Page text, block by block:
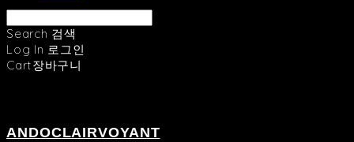
Search 검색
Log In 로그인
Cart장바구니
ANDOCLAIRVOYANT